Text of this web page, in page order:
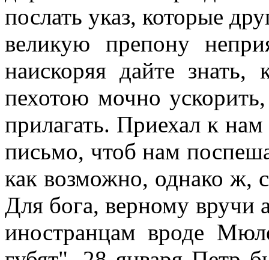
послать указ, которые
великую препону
наискоряя дайте знать,
пехотою мочно
прилагать. Приехал к
письмо, чтоб нам
как возможно, однако
Для бога, верному вручи
иностранцам вроде